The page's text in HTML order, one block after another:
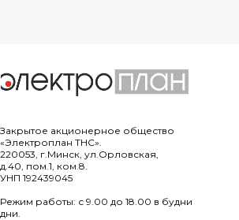
Закрытое акционерное общество
«Электроплан ТНС».
220053, г.Минск, ул.Орловская,
д.40, пом.1, ком.8.
УНП 192439045
Режим работы: с 9.00 до 18.00 в будни
дни.